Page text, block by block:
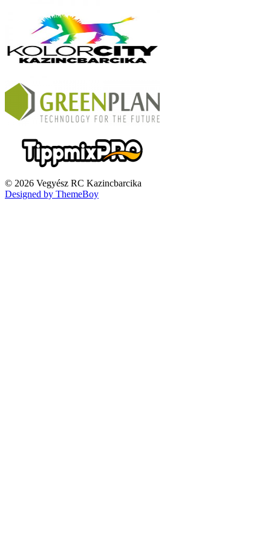
© 2026 Vegyész RC Kazincbarcika
Designed by ThemeBoy